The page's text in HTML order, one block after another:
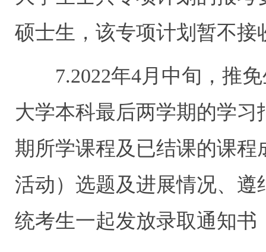
硕士生，该专项计划暂不接
7.2022年4月中旬，推免
大学本科最后两学期的学
期所学课程及已结课的课
活动）选题及进展情况、
统考生一起发放录取通知书